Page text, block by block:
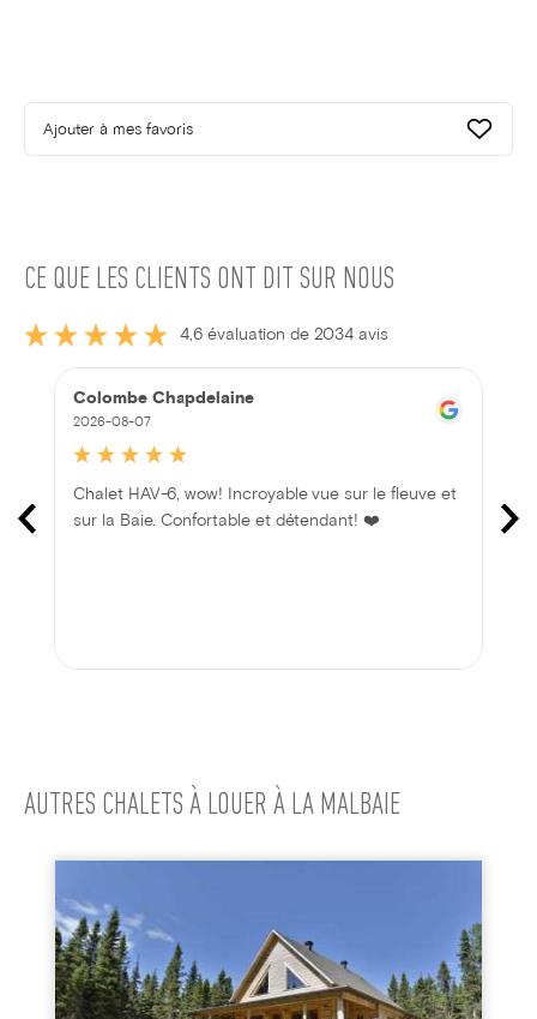
Ajouter à mes favoris
CE QUE LES CLIENTS ONT DIT SUR NOUS
4,6 évaluation de 2034 avis
Colombe Chapdelaine
2026-08-07
Chalet HAV-6, wow! Incroyable vue sur le fleuve et
sur la Baie. Confortable et détendant! ❤️
AUTRES CHALETS À LOUER À LA MALBAIE